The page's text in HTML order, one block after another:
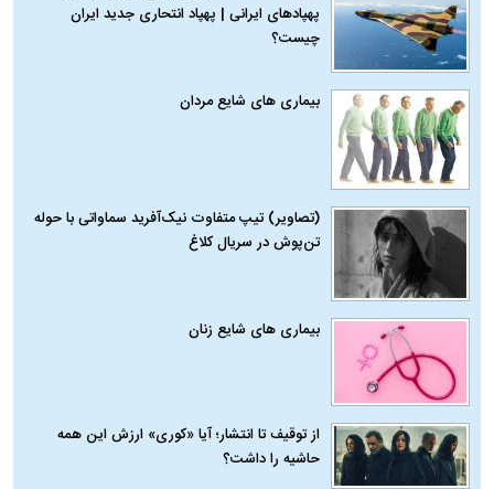
پهپادهای ایرانی | پهپاد انتحاری جدید ایران
چیست؟
بیماری‌ های شایع مردان
(تصاویر) تیپ متفاوت نیک‌آفرید سماواتی با حوله
تن‌پوش در سریال کلاغ
بیماری‌ های شایع زنان
از توقیف تا انتشار؛ آیا «کوری» ارزش این همه
حاشیه را داشت؟